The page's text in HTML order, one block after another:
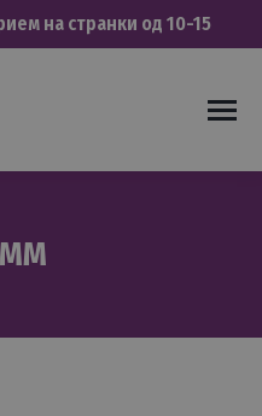
на странки од 10-15